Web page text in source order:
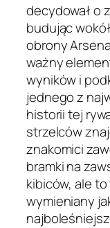
decydował o
budując
obrony
ważny
wyników i
jednego z
historii tej
strzelców
znakomici
bramki na
kibiców, ale
wymieniany